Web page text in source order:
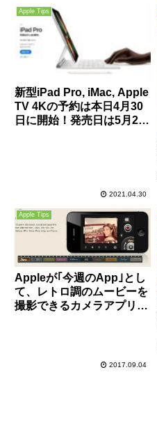
Apple Tips
新型iPad Pro, iMac, Apple
TV 4Kの予約は本日4月30
日に開始！発売日は5月21
2021.04.30
Apple Tips
Appleが｢今週のApp｣とし
て、レトロ調のムービーを
撮影できるカメラアプリ｢8
2017.09.04